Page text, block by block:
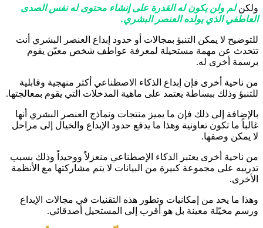
ولكنلم ولن يكون له القدرة على إنشاء محتوى له نفس الصدى
العاطفي الذي يولده العنصر البشري.
للتوضيح لا يمكن التنبؤ بمجالات أو حدود إبداع العنصر البشري أنت
تتحدث عن مهمة مستحيلة لمعرفة عواطف شخص معيّن يقوم
برسمة أخرى له.
من ناحية أخرى فإن إبداع الذكاء الاصطناعي أكثر منهجية وقابلية
للتنبؤ وذلك ببساطة يعتمد على ماهية المدخلات التي يقوم بمعالجتها.
بالإضافة إلى ذلك فإن ما يميز منتجات ونماذج العنصر البشري أنها
غالباً ما تكون تعاونية وهذا ما يدفع حدود الإبداع والخيال إلى مراحل
لا يمكن وصفها.
من ناحية أخرى يعتبر الذكاء الإصطناعي منعزلاً ووحيداً وذلك بسبب
تدريبه على مجموعة كبيرة من البيانات لا يتم مشاركتها مع الأنظمة
الأخرى.
وهذا ما يحد من إمكانيات وتطور هذه التقنيات في مجالات الإبداع
ورسم مخيّلة معينة بل هو أقرب إلى المستحيل أصدقائي.